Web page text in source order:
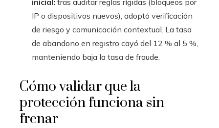
inicial: tras auditar reglas rígidas (bloqueos por
IP o dispositivos nuevos), adoptó verificación
de riesgo y comunicación contextual. La tasa
de abandono en registro cayó del 12 % al 5 %,
manteniendo baja la tasa de fraude.
Cómo validar que la
protección funciona sin
frenar